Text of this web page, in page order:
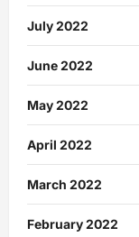
July 2022
June 2022
May 2022
April 2022
March 2022
February 2022